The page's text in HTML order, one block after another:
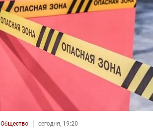
Общество сегодня, 19:20